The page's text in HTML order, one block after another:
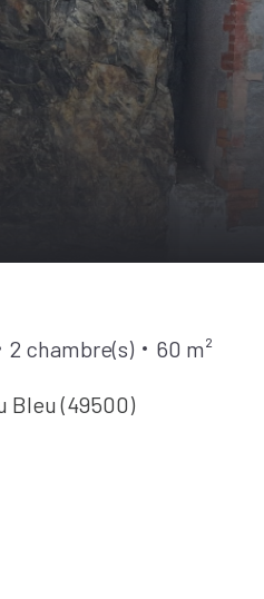
2 chambre(s) 60 m²
Bleu (49500)